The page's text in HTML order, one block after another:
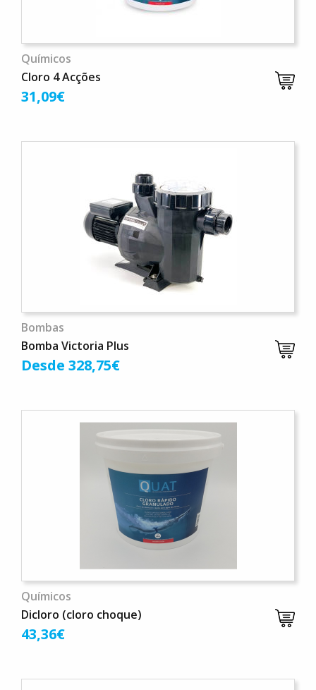
Químicos
Cloro 4 Acções
31,09€
Bombas
Bomba Victoria Plus
Desde 328,75€
Químicos
Dicloro (cloro choque)
43,36€